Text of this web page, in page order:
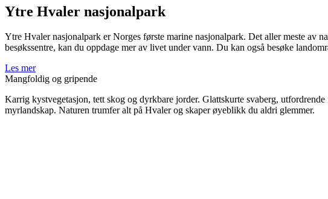
Ytre Hvaler nasjonalpark
Ytre Hvaler nasjonalpark er Norges første marine nasjonalpark. Det aller meste av
besøkssentre, kan du oppdage mer av livet under vann. Du kan også besøke
Les mer
Mangfoldig og gripende
Karrig kystvegetasjon, tett skog og dyrkbare jorder. Glattskurte svaberg,
myrlandskap. Naturen trumfer alt på Hvaler og skaper øyeblikk du aldri glemmer.